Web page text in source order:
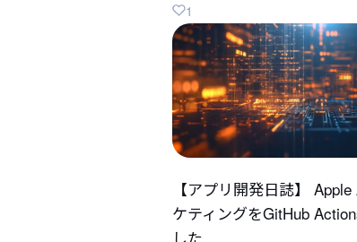
1
【アプリ開発日誌】
ケティングをGitHub
した